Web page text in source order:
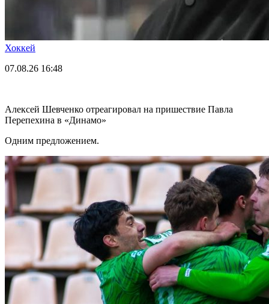
Хоккей
07.08.26 16:48
Алексей Шевченко отреагировал на пришествие Павла
Перепехина в «Динамо»
Одним предложением.